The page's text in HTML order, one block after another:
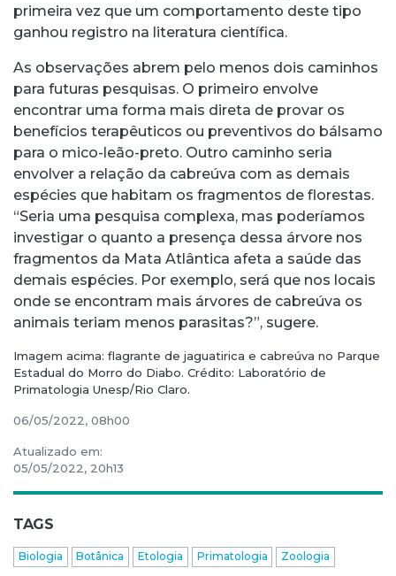
primeira vez que um comportamento deste tipo
ganhou registro na literatura científica.
As observações abrem pelo menos dois caminhos
para futuras pesquisas. O primeiro envolve
encontrar uma forma mais direta de provar os
benefícios terapêuticos ou preventivos do bálsamo
para o mico-leão-preto. Outro caminho seria
envolver a relação da cabreúva com as demais
espécies que habitam os fragmentos de florestas.
“Seria uma pesquisa complexa, mas poderíamos
investigar o quanto a presença dessa árvore nos
fragmentos da Mata Atlântica afeta a saúde das
demais espécies. Por exemplo, será que nos locais
onde se encontram mais árvores de cabreúva os
animais teriam menos parasitas?”, sugere.
Imagem acima: flagrante de jaguatirica e cabreúva no Parque
Estadual do Morro do Diabo. Crédito: Laboratório de
Primatologia Unesp/Rio Claro.
06/05/2022, 08h00
Atualizado em:
05/05/2022, 20h13
TAGS
Biologia Botânica Etologia Primatologia Zoologia